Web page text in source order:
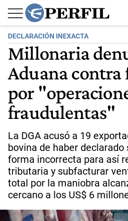
DECLARACIÓN INEXACTA
Millonaria
Aduana
por
fraudulentas"
La DGA acusó a 19
bovina de haber
forma incorrecta para así
tributaria y subfacturar
total por la maniobra
cercano a los US$ 6